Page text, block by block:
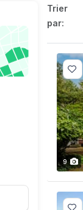
Trier
par:
9